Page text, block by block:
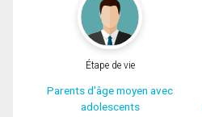
Étape de vie
Parents d'âge moyen avec
adolescents